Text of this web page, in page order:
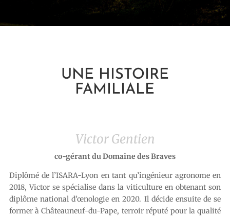
UNE HISTOIRE
FAMILIALE
Victor Gentien
co-gérant du Domaine des Braves
Diplômé de l’ISARA-Lyon en tant qu’ingénieur agronome en
2018, Victor se spécialise dans la viticulture en obtenant son
diplôme national d’œnologie en 2020. Il décide ensuite de se
former à Châteauneuf-du-Pape, terroir réputé pour la qualité